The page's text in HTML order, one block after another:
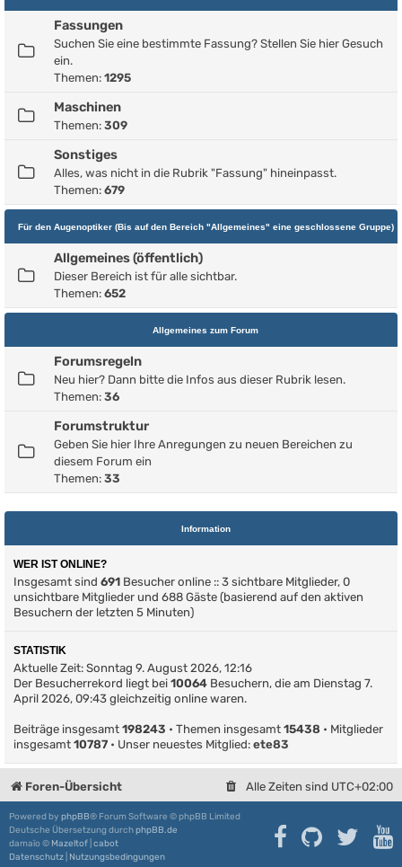
Fassungen
Suchen Sie eine bestimmte Fassung? Stellen Sie hier Gesuch
ein.
Themen: 1295
Maschinen
Themen: 309
Sonstiges
Alles, was nicht in die Rubrik "Fassung" hineinpasst.
Themen: 679
Für den Augenoptiker (Bis auf den Bereich "Allgemeines" eine geschlossene Gruppe)
Allgemeines (öffentlich)
Dieser Bereich ist für alle sichtbar.
Themen: 652
Allgemeines zum Forum
Forumsregeln
Neu hier? Dann bitte die Infos aus dieser Rubrik lesen.
Themen: 36
Forumstruktur
Geben Sie hier Ihre Anregungen zu neuen Bereichen zu
diesem Forum ein
Themen: 33
Information
WER IST ONLINE?
Insgesamt sind 691 Besucher online :: 3 sichtbare Mitglieder, 0
unsichtbare Mitglieder und 688 Gäste (basierend auf den aktiven
Besuchern der letzten 5 Minuten)
STATISTIK
Aktuelle Zeit: Sonntag 9. August 2026, 12:16
Der Besucherrekord liegt bei 10064 Besuchern, die am Dienstag 7.
April 2026, 09:43 gleichzeitig online waren.
Beiträge insgesamt 198243 • Themen insgesamt 15438 • Mitglieder
insgesamt 10787 • Unser neuestes Mitglied: ete83
Foren-Übersicht Alle Zeiten sind UTC+02:00
Powered by phpBB® Forum Software © phpBB Limited
Deutsche Übersetzung durchphpBB.de
damaïo © Mazeltof cabot
Datenschutz Nutzungsbedingungen